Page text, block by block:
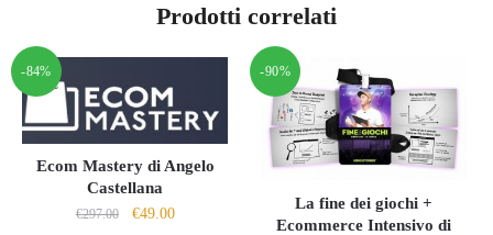
Prodotti correlati
-84%
Ecom Mastery di Angelo
Castellana
€297.00
Il
€49.00Il
-90%
La fine dei giochi +
Ecommerce Intensivo di